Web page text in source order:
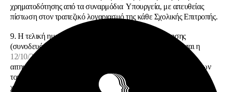
χρηματοδότησης από τα συναρμόδια Υπουργεία, με απευθείας
πίστωση στον τραπεζικό λογαριασμό της κάθε Σχολικής Επιτροπής.
9. Η τελική ημερομηνία για τα αιτήματα χρηματοδότησης
(συνοδευόμενα με τα απαιτούμενα δικαιολογητικά) ορίζεται η
12/10/2018.
αιτημάτων, η ευθύνη για την μη έγκαιρη σύναψη των συμβάσεων
του ΙΝΕΔΙΒΙΜ με τις σχολικές επιτροπές και τη ροή
χρηματοδότησης θα βαρύνει τους αντίστοιχους δήμους.